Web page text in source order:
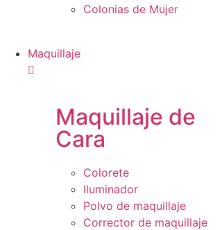
Colonias de Mujer
Maquillaje
Maquillaje de
Cara
Colorete
Iluminador
Polvo de maquillaje
Corrector de maquillaje